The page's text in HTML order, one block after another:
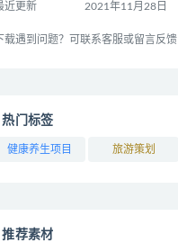
近更新 2021年11月28日
下载遇到问题？可联系客服或留言反馈
热门标签
健康养生项目 旅游策划
推荐素材